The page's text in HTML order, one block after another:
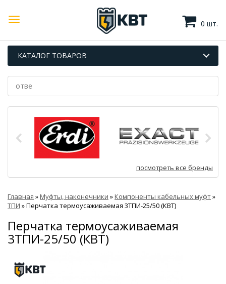
0 шт.
КАТАЛОГ ТОВАРОВ
посмотреть все бренды
Главная »Муфты, наконечники »Компоненты кабельных муфт»
ТПИ »Перчатка термоусаживаемая 3ТПИ-25/50 (КВТ)
Перчатка термоусаживаемая
3ТПИ-25/50 (КВТ)